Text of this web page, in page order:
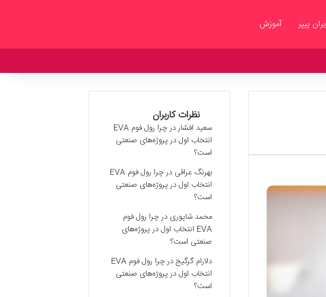
پیپر آموزش
نظرات کاربران
سعید افشاردر
چرا رول فوم EVA
انتخاب اول در پروژه‌های صنعتی
است؟
بهرنگ عراقی در
چرا رول فوم EVA
انتخاب اول در پروژه‌های صنعتی
است؟
محمد شاپوری درچرا رول فوم
EVA انتخاب اول در پروژه‌های
صنعتی است؟
دلارام گرگیجدر
چرا رول فوم EVA
انتخاب اول در پروژه‌های صنعتی
است؟